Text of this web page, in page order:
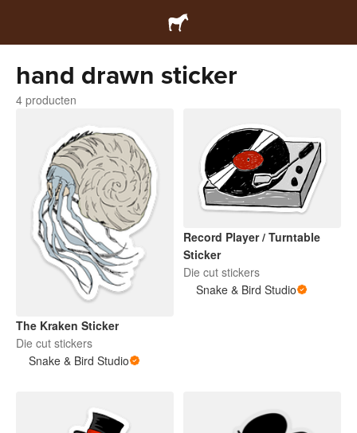
hand drawn sticker
4 producten
The Kraken Sticker
Die cut stickers
Snake & Bird Studio
Record Player / Turntable
Sticker
Die cut stickers
Snake & Bird Studio